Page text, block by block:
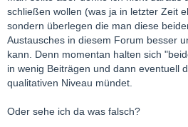
schließen wollen (was ja in letzter Zeit
sondern überlegen die man diese
Austausches in diesem Forum besser
kann. Denn momentan halten sich
in wenig Beiträgen und dann eventuell
qualitativen Niveau mündet.
Oder sehe ich da was falsch?